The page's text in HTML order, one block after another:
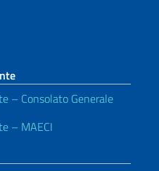
– Consolato Generale
– MAECI